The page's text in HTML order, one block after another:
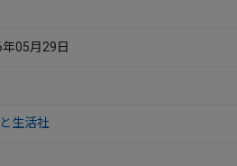
05月29日
生活社